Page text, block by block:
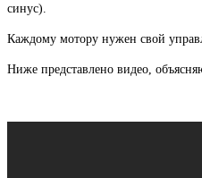
синус).
Каждому мотору нужен свой
Ниже представлено видео,